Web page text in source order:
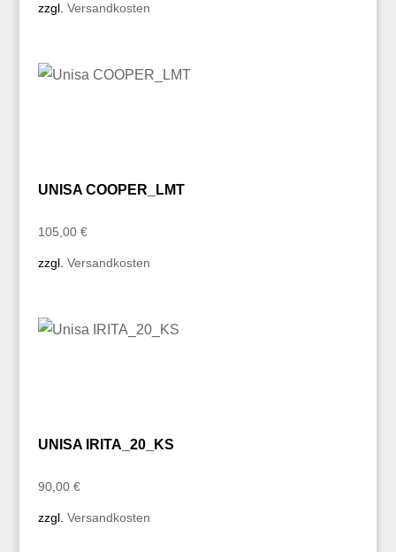
zzgl. Versandkosten
UNISA COOPER_LMT
105,00 €
zzgl. Versandkosten
UNISA IRITA_20_KS
90,00 €
zzgl. Versandkosten